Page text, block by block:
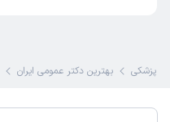
پزشکی بهترین دکتر عمومی ایران